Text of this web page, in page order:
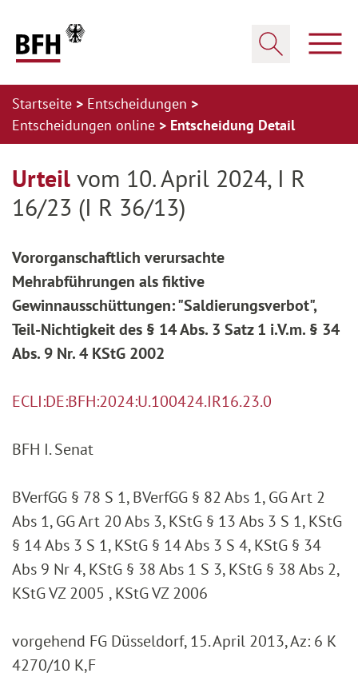
Startseite
Entscheidungen
Entscheidungen online
Entscheidung Detail
Urteil vom 10. April 2024, I R
16/23 (I R 36/13)
Vororganschaftlich verursachte
Mehrabführungen als fiktive
Gewinnausschüttungen: "Saldierungsverbot",
Teil-Nichtigkeit des § 14 Abs. 3 Satz 1 i.V.m. § 34
Abs. 9 Nr. 4 KStG 2002
ECLI:DE:BFH:2024:U.100424.IR16.23.0
BFH I. Senat
BVerfGG § 78 S 1, BVerfGG § 82 Abs 1, GG Art 2
Abs 1, GG Art 20 Abs 3, KStG § 13 Abs 3 S 1, KStG
§ 14 Abs 3 S 1, KStG § 14 Abs 3 S 4, KStG § 34
Abs 9 Nr 4, KStG § 38 Abs 1 S 3, KStG § 38 Abs 2,
KStG VZ 2005 , KStG VZ 2006
vorgehend FG Düsseldorf, 15. April 2013, Az: 6 K
4270/10 K,F